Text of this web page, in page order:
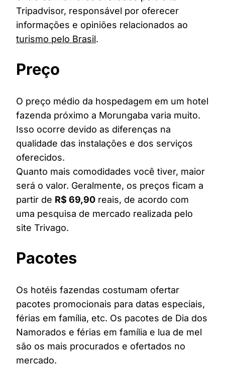
Tripadvisor, responsável por oferecer
informações e opiniões relacionados ao
turismo pelo Brasil.
Preço
O preço médio da hospedagem em um hotel
fazenda próximo a Morungaba varia muito.
Isso ocorre devido as diferenças na
qualidade das instalações e dos serviços
oferecidos.
Quanto mais comodidades você tiver, maior
será o valor. Geralmente, os preços ficam a
partir de R$ 69,90 reais, de acordo com
uma pesquisa de mercado realizada pelo
site Trivago.
Pacotes
Os hotéis fazendas costumam ofertar
pacotes promocionais para datas especiais,
férias em família, etc. Os pacotes de Dia dos
Namorados e férias em família e lua de mel
são os mais procurados e ofertados no
mercado.